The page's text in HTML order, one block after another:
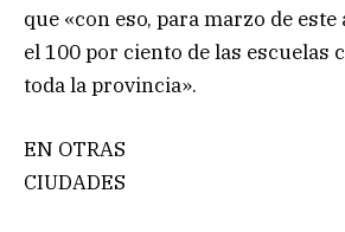
que «con eso, para marzo de
el 100 por ciento de las escuelas
toda la provincia».
EN OTRAS
CIUDADES